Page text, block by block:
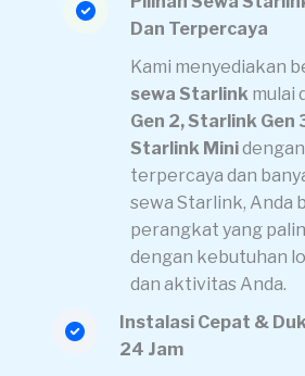
Dan Terpercaya
Kami menyediakan
sewa Starlink mulai
Gen 2, Starlink Gen
Starlink Mini
terpercaya dan
sewa Starlink, Anda
perangkat yang
dengan kebutuhan
dan aktivitas Anda.
Instalasi Cepat &
24 Jam